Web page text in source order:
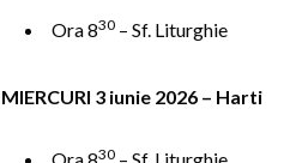
Ora 830 – Sf. Liturghie
MIERCURI 3 iunie 2026 – Harti
30